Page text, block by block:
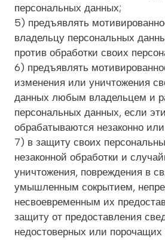
персональных данных;
5) предъявлять
владельцу персональных
против обработки своих
6) предъявлять
изменения или уничтожения
данных любым владельцем и
персональных данных, если
обрабатываются незаконно
7) в защиту своих
незаконной обработки и
уничтожения, повреждения в
умышленным сокрытием,
несвоевременным их
защиту от предоставления
недостоверных или порочащих